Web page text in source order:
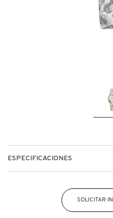
ESPECIFICACIONES
SOLICITAR